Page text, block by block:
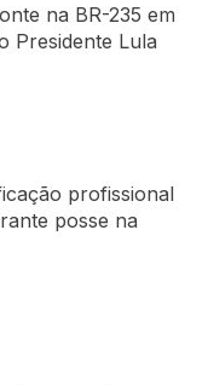
na BR-235 em
Presidente Lula
profissional
posse na